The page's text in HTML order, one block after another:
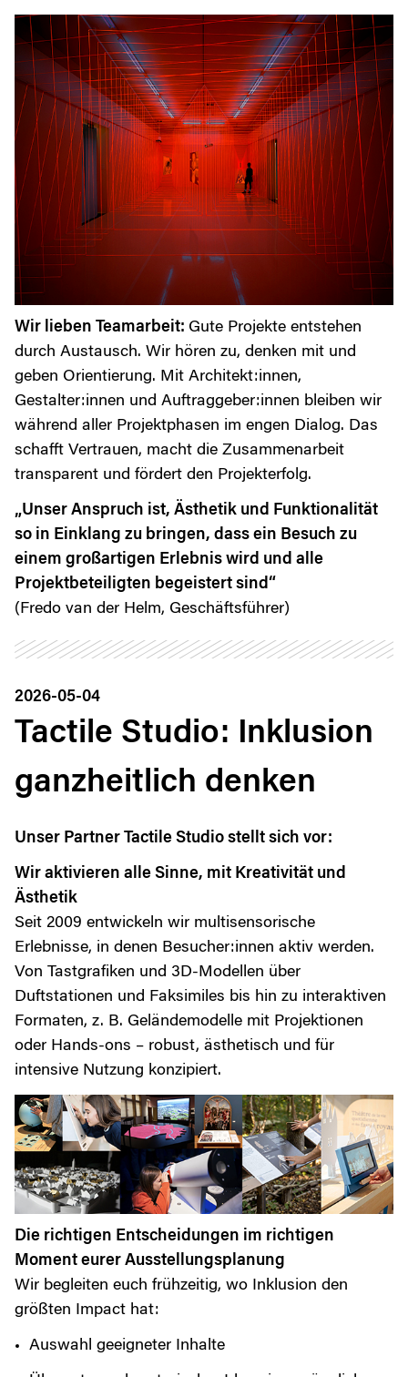
Wir lieben Teamarbeit: Gute Projekte entstehen
durch Austausch. Wir hören zu, denken mit und
geben Orientierung. Mit Architekt:innen,
Gestalter:innen und Auftraggeber:innen bleiben wir
während aller Projektphasen im engen Dialog. Das
schafft Vertrauen, macht die Zusammenarbeit
transparent und fördert den Projekterfolg.
„Unser Anspruch ist, Ästhetik und Funktionalität
so in Einklang zu bringen, dass ein Besuch zu
einem großartigen Erlebnis wird und alle
Projektbeteiligten begeistert sind“
(Fredo van der Helm, Geschäftsführer)
2026-05-04
Tactile Studio: Inklusion
ganzheitlich denken
Unser Partner Tactile Studio stellt sich vor:
Wir aktivieren alle Sinne, mit Kreativität und
Ästhetik
Seit 2009 entwickeln wir multisensorische
Erlebnisse, in denen Besucher:innen aktiv werden.
Von Tastgrafiken und 3D-Modellen über
Duftstationen und Faksimiles bis hin zu interaktiven
Formaten, z. B. Geländemodelle mit Projektionen
oder Hands-ons – robust, ästhetisch und für
intensive Nutzung konzipiert.
Die richtigen Entscheidungen im richtigen
Moment eurer Ausstellungsplanung
Wir begleiten euch frühzeitig, wo Inklusion den
größten Impact hat:
Auswahl geeigneter Inhalte